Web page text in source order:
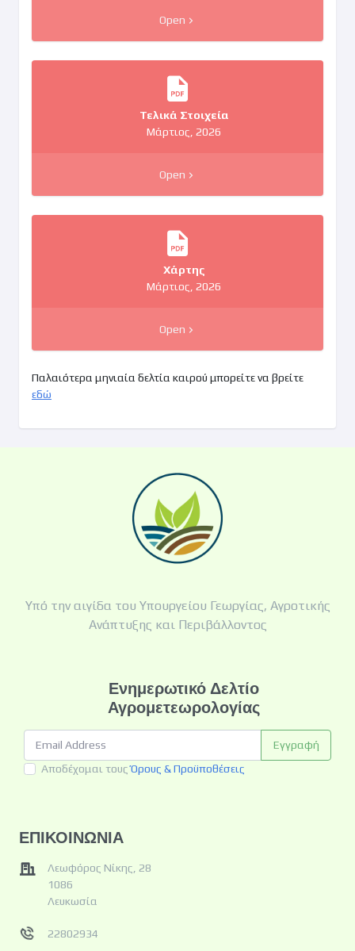
Open
Τελικά Στοιχεία
Μάρτιος, 2026
Open
Χάρτης
Μάρτιος, 2026
Open
Παλαιότερα μηνιαία δελτία καιρού μπορείτε να βρείτε
εδώ
Υπό την αιγίδα του Υπουργείου Γεωργίας, Αγροτικής
Ανάπτυξης και Περιβάλλοντος
Ενημερωτικό Δελτίο
Αγρομετεωρολογίας
Εγγραφή
Αποδέχομαι τουςΌρους & Προϋποθέσεις
ΕΠΙΚΟΙΝΩΝΙΑ
Λεωφόρος Νίκης, 28
1086
Λευκωσία
22802934